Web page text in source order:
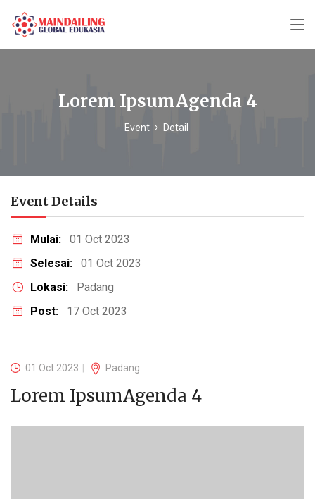
Lorem IpsumAgenda 4
Event Detail
Event Details
Mulai:
01 Oct 2023
Selesai:
01 Oct 2023
Lokasi:
Padang
Post:
17 Oct 2023
01 Oct 2023 Padang
Lorem IpsumAgenda 4